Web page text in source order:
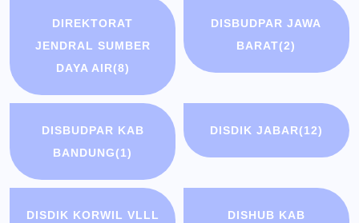
DIREKTORAT
JENDRAL SUMBER
DAYA AIR(8)
DISBUDPAR JAWA
BARAT(2)
DISBUDPAR KAB
BANDUNG(1)
DISDIK JABAR(12)
DISDIK KORWIL VLLL
DISHUB KAB